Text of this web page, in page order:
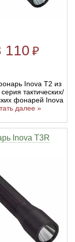
110 ₽
Inova T2 из
тактических/
фонарей Inova
далее »
Inova T3R